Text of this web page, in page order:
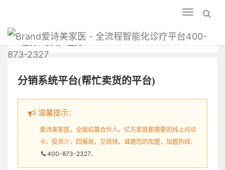
Toggle
navigation
爱诗美家医 - 全流程智能化诊疗平台400-
873-2327
首页 资讯 正文
分销系统平台(帮忙卖货的平台)
温馨提示：
爱诗美家医，全国招募合伙人。亿万家庭都需要的线上问诊
卡。投资少，回报高，见效快。诚邀您的加盟，加盟热线：
400-873-2327。